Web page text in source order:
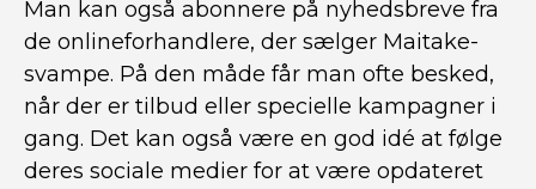
Man kan også abonnere på nyhedsbreve fra
de onlineforhandlere, der sælger Maitake-
svampe. På den måde får man ofte besked,
når der er tilbud eller specielle kampagner i
gang. Det kan også være en god idé at følge
deres sociale medier for at være opdateret